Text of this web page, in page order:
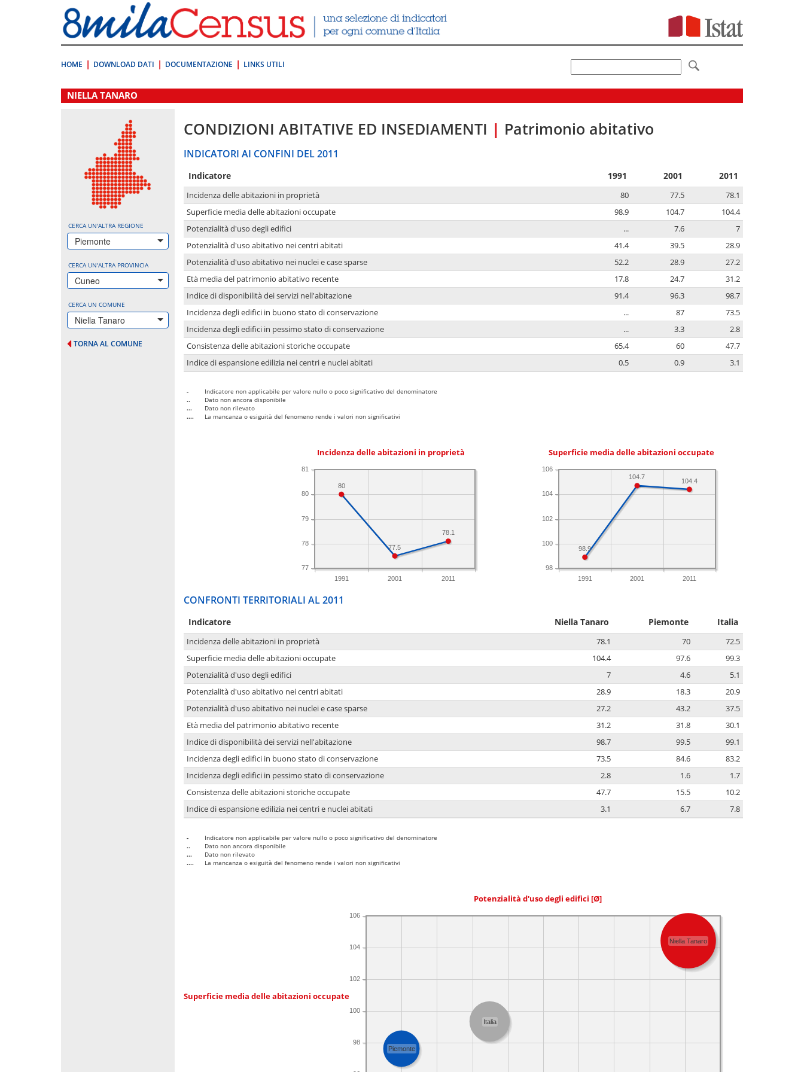
direttamente
a:
Contenuto
HOME DOWNLOAD DATI DOCUMENTAZIONE LINKS UTILI
.
NIELLA TANARO
CERCA UN'ALTRA REGIONE
Piemonte
CERCA UN'ALTRA PROVINCIA
Cuneo
CERCA UN COMUNE
Niella Tanaro
TORNA AL COMUNE
CONDIZIONI ABITATIVE ED INSEDIAMENTI | Patrimonio abitativo
INDICATORI AI CONFINI DEL 2011
Indicatore 1991 2001 2011
Incidenza delle abitazioni in proprietà 80 77.5
78.1
Superficie media delle abitazioni occupate
98.9 104.7
104.4
Potenzialità d'uso degli edifici
... 7.6
7
Potenzialità d'uso abitativo nei centri abitati
41.4 39.5
28.9
Potenzialità d'uso abitativo nei nuclei e case sparse
52.2 28.9
27.2
Età media del patrimonio abitativo recente
17.8 24.7
31.2
Indice di disponibilità dei servizi nell'abitazione
91.4 96.3
98.7
Incidenza degli edifici in buono stato di conservazione
... 87
73.5
Incidenza degli edifici in pessimo stato di conservazione
... 3.3
2.8
Consistenza delle abitazioni storiche occupate
65.4 60
47.7
Indice di espansione edilizia nei centri e nuclei abitati
0.5 0.9 3.1
-
Indicatore non applicabile per valore nullo o poco significativo del denominatore
..
Dato non ancora disponibile
...
Dato non rilevato
....
La mancanza o esiguità del fenomeno rende i valori non significativi
Incidenza delle abitazioni in proprietà
1991 2001 2011
77
78
79
80
81
78.1
77.5
80
Superficie media delle abitazioni occupate
1991 2001 2011
98
100
102
104
106
104.4
104.7
98.9
CONFRONTI TERRITORIALI AL 2011
Indicatore Niella Tanaro Piemonte Italia
Incidenza delle abitazioni in proprietà 78.1 70
72.5
Superficie media delle abitazioni occupate
104.4 97.6
99.3
Potenzialità d'uso degli edifici
7 4.6
5.1
Potenzialità d'uso abitativo nei centri abitati
28.9 18.3
20.9
Potenzialità d'uso abitativo nei nuclei e case sparse
27.2 43.2
37.5
Età media del patrimonio abitativo recente
31.2 31.8
30.1
Indice di disponibilità dei servizi nell'abitazione
98.7 99.5
99.1
Incidenza degli edifici in buono stato di conservazione
73.5 84.6
83.2
Incidenza degli edifici in pessimo stato di conservazione
2.8 1.6
1.7
Consistenza delle abitazioni storiche occupate
47.7 15.5
10.2
Indice di espansione edilizia nei centri e nuclei abitati
3.1 6.7 7.8
-
Indicatore non applicabile per valore nullo o poco significativo del denominatore
..
Dato non ancora disponibile
...
Dato non rilevato
....
La mancanza o esiguità del fenomeno rende i valori non significativi
Potenzialità d'uso degli edifici [Ø]
Superficie media delle abitazioni occupate
98
100
102
104
106
Niella Tanaro
Italia
Piemonte